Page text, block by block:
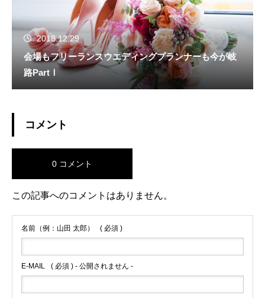
2018.12.29
会場もフリーランスウエディングプランナーも今が岐
路PartⅠ
コメント
0 コメント
この記事へのコメントはありません。
名前（例：山田 太郎） ( 必須 )
E-MAIL ( 必須 ) - 公開されません -